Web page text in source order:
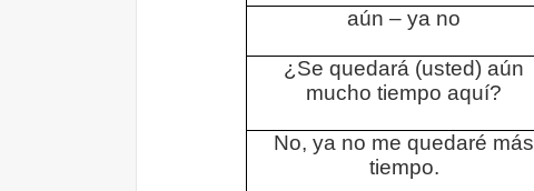
aún – ya no
¿Se quedará (usted) aún
mucho tiempo aquí?
No, ya no me quedaré más
tiempo.